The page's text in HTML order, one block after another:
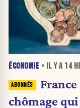
ÉCONOMIE • IL Y A 14
chômage